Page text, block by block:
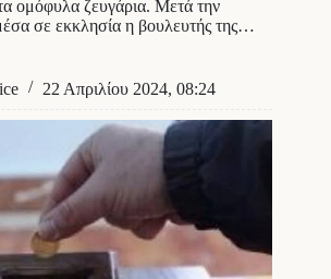
ομόφυλα ζευγάρια. Μετά την
σε εκκλησία η βουλευτής της…
22 Απριλίου 2024, 08:24